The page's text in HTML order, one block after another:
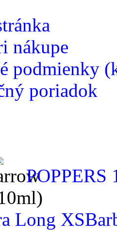
nákupe
podmienky
poriadok
POPPERS
Long XS